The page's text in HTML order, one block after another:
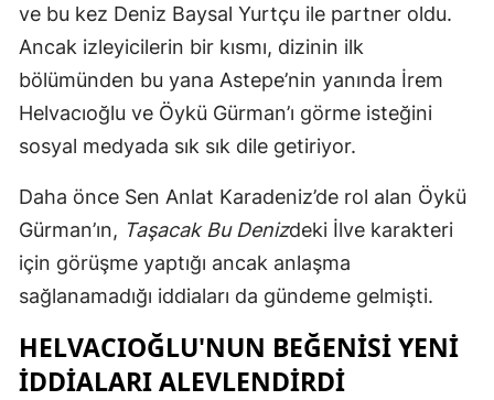
İstanbul
İzmir
Kars
Kayseri
Kırklareli
Kırşehir
Kocaeli
ve bu kez Deniz Baysal Yurtçu ile partner oldu.
Ancak izleyicilerin bir kısmı, dizinin ilk
bölümünden bu yana Astepe’nin yanında İrem
Helvacıoğlu ve Öykü Gürman’ı görme isteğini
sosyal medyada sık sık dile getiriyor.
Daha önce Sen Anlat Karadeniz’de rol alan Öykü
Gürman’ın, Taşacak Bu Denizdeki İlve karakteri
için görüşme yaptığı ancak anlaşma
sağlanamadığı iddiaları da gündeme gelmişti.
HELVACIOĞLU'NUN BEĞENISI YENI
İDDIALARI ALEVLENDIRDI